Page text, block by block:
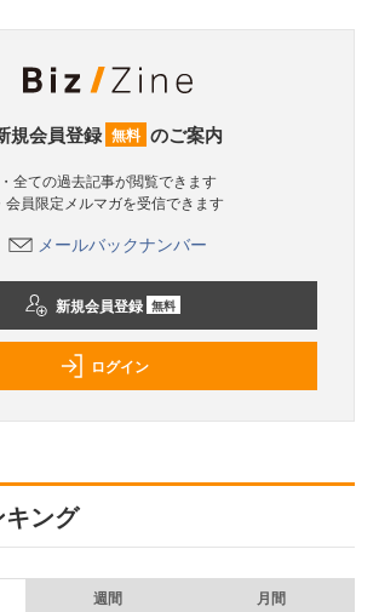
規会員登録 無料 のご案内
・全ての過去記事が閲覧できます
会員限定メルマガを受信できます
メールバックナンバー
新規会員登録 無料
ログイン
ング
週間 月間